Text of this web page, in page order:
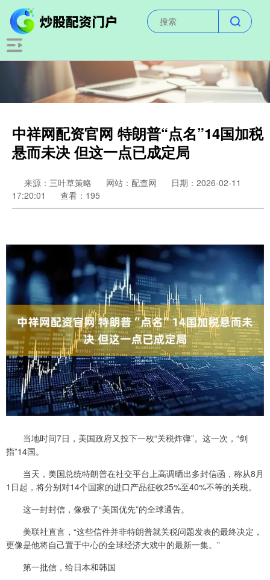
中祥网配资官网 特朗普“点名”14国加税
悬而未决 但这一点已成定局
来源：三叶草策略 网站：配查网
日期：2026-02-11
17:20:01
查看：195
当地时间7日，美国政府又投下一枚“关税炸弹”。这一次，“剑
指”14国。
当天，美国总统特朗普在社交平台上高调晒出多封信函，称从8月
1日起，将分别对14个国家的进口产品征收25%至40%不等的关税。
这一封封信，像极了“美国优先”的全球通告。
美联社直言，“这些信件并非特朗普就关税问题发表的最终决定，
更像是他将自己置于中心的全球经济大戏中的最新一集。”
第一批信，给日本和韩国